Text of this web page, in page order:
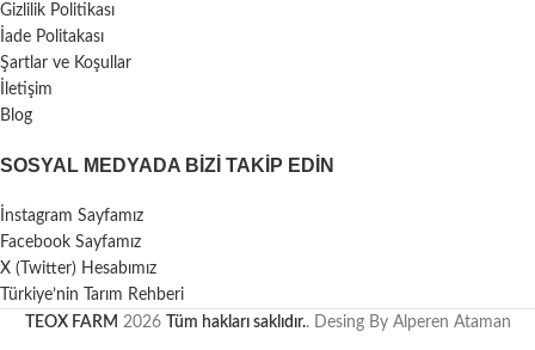
Gizlilik Politikası
İade Politakası
Şartlar ve Koşullar
İletişim
Blog
SOSYAL MEDYADA BIZI TAKIP EDIN
İnstagram Sayfamız
Facebook Sayfamız
X (Twitter) Hesabımız
Türkiye’nin Tarım Rehberi
TEOX FARM 2026 Tüm hakları saklıdır.. Desing By Alperen Ataman